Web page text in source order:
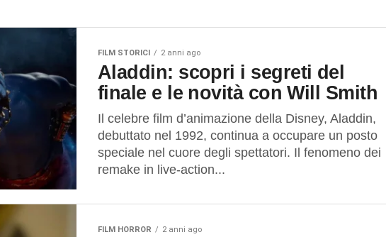
FILM STORICI 2 anni ago
Aladdin: scopri i segreti del
finale e le novità con Will Smith
Il celebre film d’animazione della Disney, Aladdin,
debuttato nel 1992, continua a occupare un posto
speciale nel cuore degli spettatori. Il fenomeno dei
remake in live-action...
FILM HORROR 2 anni ago